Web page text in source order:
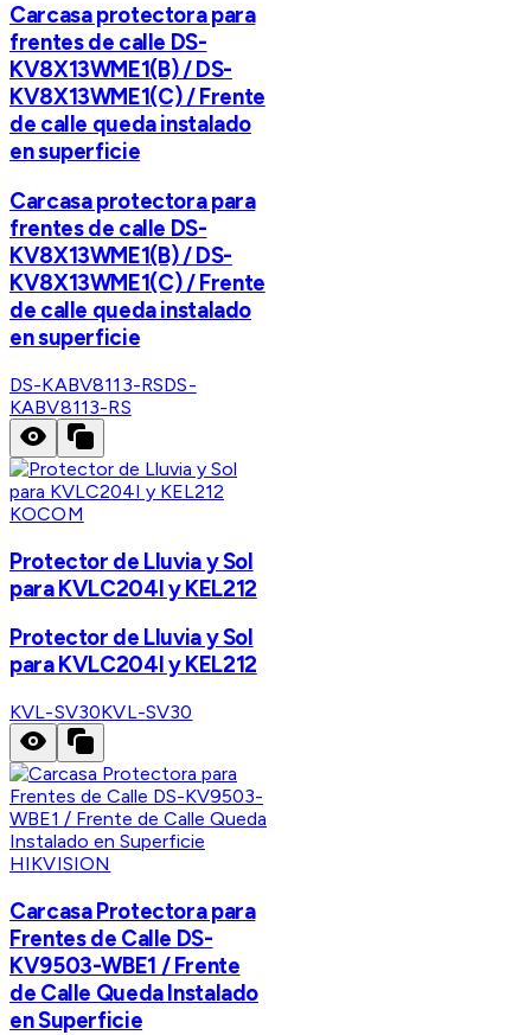
Carcasa protectora para
frentes de calle DS-
KV8X13WME1(B) / DS-
KV8X13WME1(C) / Frente
de calle queda instalado
en superficie
Carcasa protectora para
frentes de calle DS-
KV8X13WME1(B) / DS-
KV8X13WME1(C) / Frente
de calle queda instalado
en superficie
DS-KABV8113-RSDS-
KABV8113-RS
KOCOM
Protector de Lluvia y Sol
para KVLC204I y KEL212
Protector de Lluvia y Sol
para KVLC204I y KEL212
KVL-SV30KVL-SV30
HIKVISION
Carcasa Protectora para
Frentes de Calle DS-
KV9503-WBE1 / Frente
de Calle Queda Instalado
en Superficie